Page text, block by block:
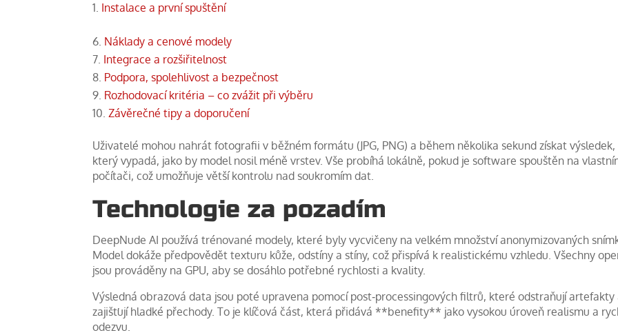
Instalace a první spuštění
Náklady a cenové modely
Integrace a rozšiřitelnost
Podpora, spolehlivost a bezpečnost
Rozhodovací kritéria – co zvážit při výběru
Závěrečné tipy a doporučení
Uživatelé mohou nahrát fotografii v běžném formátu (JPG, PNG) a během několika sekund získat výsledek,
který vypadá, jako by model nosil méně vrstev. Vše probíhá lokálně, pokud je software spouštěn na
počítači, což umožňuje větší kontrolu nad soukromím dat.
Technologie za pozadím
DeepNude AI používá trénované modely, které byly vycvičeny na velkém množství anonymizovaných
Model dokáže předpovědět texturu kůže, odstíny a stíny, což přispívá k realistickému vzhledu. Všechny
jsou prováděny na GPU, aby se dosáhlo potřebné rychlosti a kvality.
Výsledná obrazová data jsou poté upravena pomocí post‑processingových filtrů, které odstraňují artefakty
zajišťují hladké přechody. To je klíčová část, která přidává **benefity** jako vysokou úroveň realismu a
odezvu.